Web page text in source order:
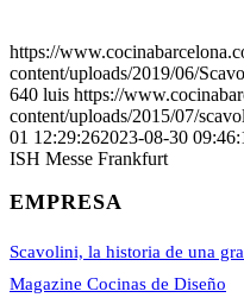
https://
content/uploads/2019/06/
640 luis https://
content/uploads/2015/07/
01 12:29:262023-08-30
ISH Messe Frankfurt
EMPRESA
Scavolini, la historia de una
Magazine Cocinas de Diseño